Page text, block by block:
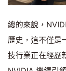
總的來說，
歷史，這不僅是
技行業正在經歷